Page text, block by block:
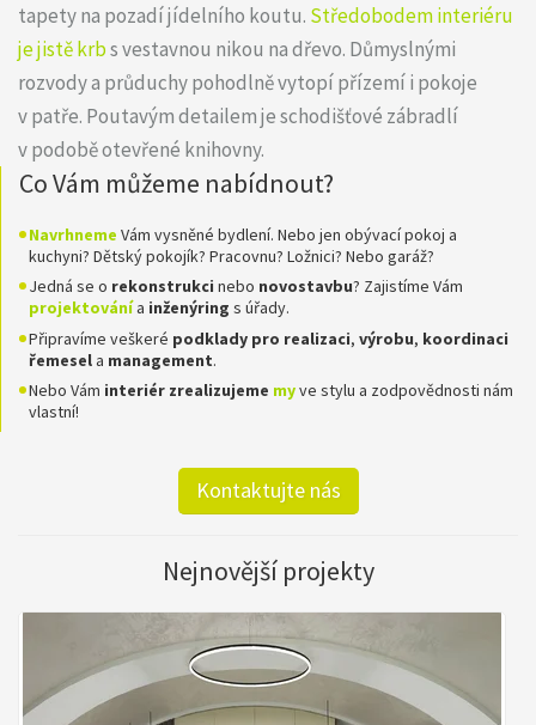
tapety na pozadí jídelního koutu. Středobodem interiéru
je jistě krbs vestavnou nikou na dřevo. Důmyslnými
rozvody a průduchy pohodlně vytopí přízemí i pokoje
v patře. Poutavým detailem je schodišťové zábradlí
v podobě otevřené knihovny.
Co Vám můžeme nabídnout?
Navrhneme Vám vysněné bydlení. Nebo jen obývací pokoj a
kuchyni? Dětský pokojík? Pracovnu? Ložnici? Nebo garáž?
Jedná se o rekonstrukci nebo novostavbu? Zajistíme Vám
projektovánía inženýring s úřady.
Připravíme veškeré podklady pro realizaci, výrobu, koordinaci
řemesela management.
Nebo Vám interiér zrealizujeme myve stylu a zodpovědnosti nám
vlastní!
Kontaktujte nás
Nejnovější projekty